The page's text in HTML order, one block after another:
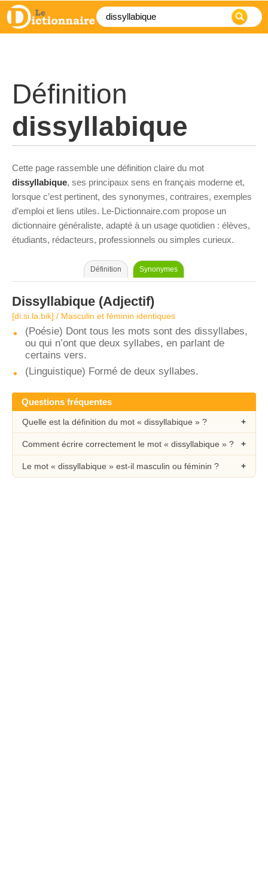
Définition
dissyllabique
Cette page rassemble une définition claire du mot
dissyllabique, ses principaux sens en français moderne et,
lorsque c’est pertinent, des synonymes, contraires, exemples
d’emploi et liens utiles. Le-Dictionnaire.com propose un
dictionnaire généraliste, adapté à un usage quotidien : élèves,
étudiants, rédacteurs, professionnels ou simples curieux.
Définition Synonymes
Dissyllabique (Adjectif)
[di.si.la.bik] / Masculin et féminin identiques
(Poésie) Dont tous les mots sont des dissyllabes,
ou qui n’ont que deux syllabes, en parlant de
certains vers.
(Linguistique) Formé de deux syllabes.
Questions fréquentes
Quelle est la définition du mot « dissyllabique » ?
Comment écrire correctement le mot « dissyllabique » ?
Le mot « dissyllabique » est-il masculin ou féminin ?